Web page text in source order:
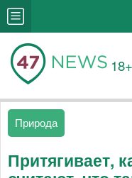
18+
Природа
Притягивает,